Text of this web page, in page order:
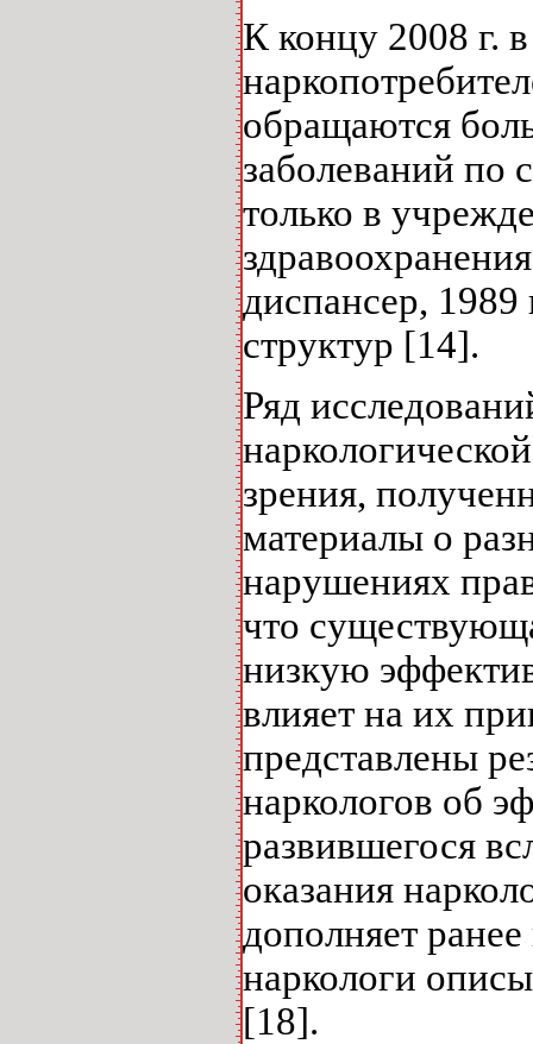
К концу 2008 г.
обращаются
заболеваний по
только в
диспансер,
структур [14].
Ряд
зрения,
материалы о
нарушениях
что
низкую
влияет на их
представлены
наркологов об
развившегося
оказания
дополняет
наркологи
[18].